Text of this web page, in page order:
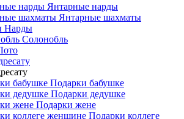
Янтарные нарды
Янтарные шахматы
Нарды
Солонобль
Подарки бабушке
Подарки дедушке
Подарки жене
Подарки коллеге